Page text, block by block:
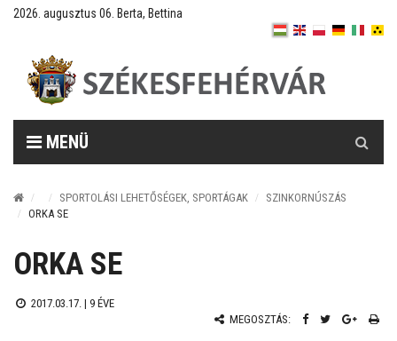
2026. augusztus 06. Berta, Bettina
MENÜ
SPORTOLÁSI LEHETŐSÉGEK, SPORTÁGAK
SZINKORNÚSZÁS
ORKA SE
ORKA SE
2017.03.17. | 9 ÉVE
MEGOSZTÁS: